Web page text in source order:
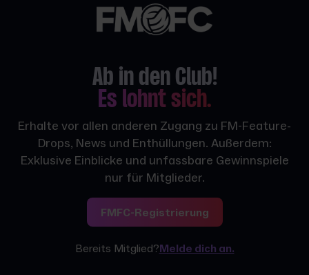
Ab in den Club!
Es lohnt sich.
Erhalte vor allen anderen Zugang zu FM-Feature-
Drops, News und Enthüllungen. Außerdem:
Exklusive Einblicke und unfassbare Gewinnspiele
nur für Mitglieder.
FMFC-Registrierung
Bereits Mitglied?Melde dich an.